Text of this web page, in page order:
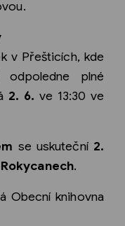
v Přešticích, kde
odpoledne plné
2. 6. ve 13:30 ve
se uskuteční 2.
.
Obecní knihovna